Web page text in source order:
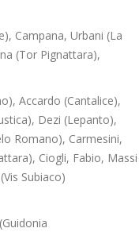
Campana, Urbani (La
(Tor Pignattara),
Accardo (Cantalice),
Dezi (Lepanto),
Romano), Carmesini,
Ciogli, Fabio, Massi
Subiaco)